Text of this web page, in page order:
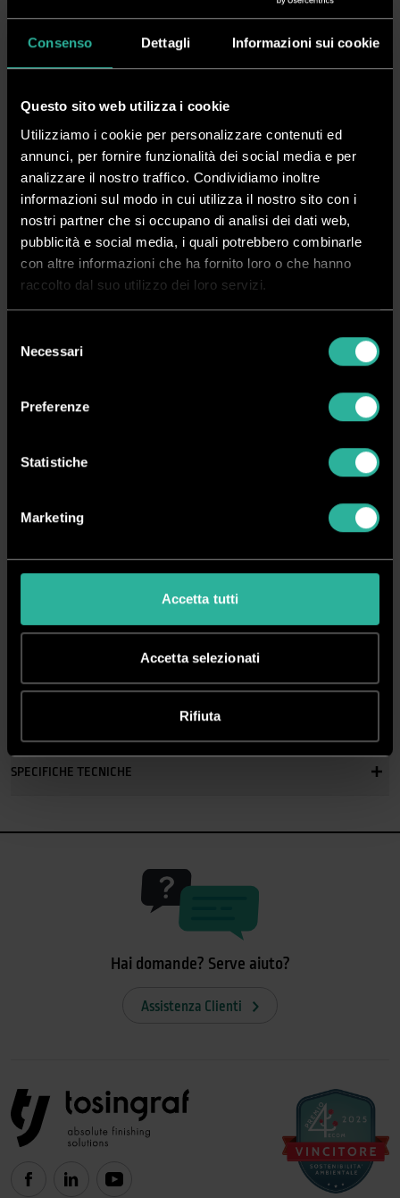
Consenso Dettagli Informazioni sui cookie
Questo sito web utilizza i cookie
Utilizziamo i cookie per personalizzare contenuti ed
annunci, per fornire funzionalità dei social media e per
analizzare il nostro traffico. Condividiamo inoltre
informazioni sul modo in cui utilizza il nostro sito con i
nostri partner che si occupano di analisi dei dati web,
pubblicità e social media, i quali potrebbero combinarle
con altre informazioni che ha fornito loro o che hanno
raccolto dal suo utilizzo dei loro servizi.
delNecessari
Preferenze
Statistiche
Marketing
Accetta tutti
Accetta selezionati
Rifiuta
Continua a leggere
Specifiche tecniche Scarica PDF
Serve Aiuto?
Disponibile
Richiedi Informazioni
semplicità
SPECIFICHE TECNICHE
Hai domande? Serve aiuto?
Assistenza Clienti